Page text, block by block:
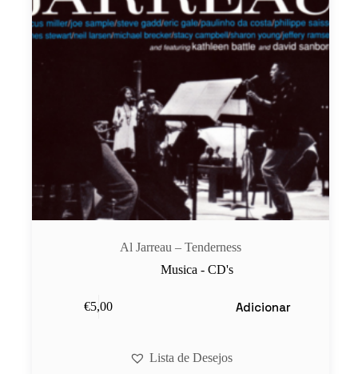
Al Jarreau ‎– Tenderness
Musica - CD's
€5,00 Adicionar
Lista de Desejos